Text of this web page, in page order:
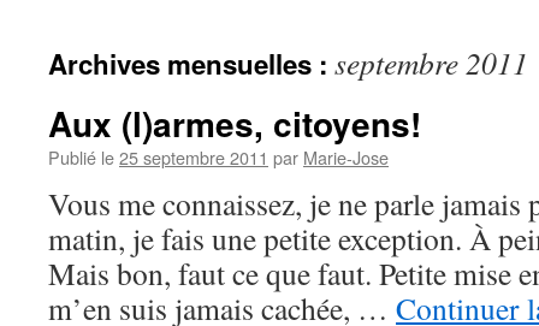
Archives mensuelles : septembre 2011
Aux (l)armes, citoyens!
Publié le25 septembre 2011 par Marie-Jose
Vous me connaissez, je ne parle
matin, je fais une petite exception. À
Mais bon, faut ce que faut. Petite mise
m’en suis jamais cachée, … Continuer